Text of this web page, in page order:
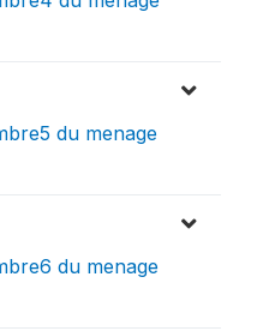
du menage
du menage